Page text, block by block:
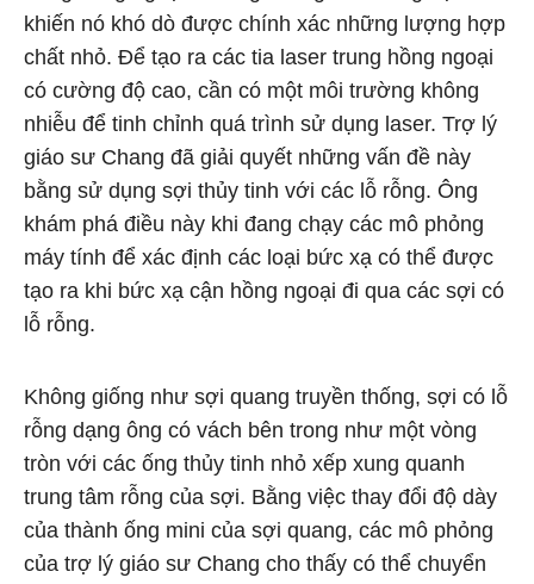
khiến nó khó dò được chính xác những lượng hợp
chất nhỏ. Để tạo ra các tia laser trung hồng ngoại
có cường độ cao, cần có một môi trường không
nhiễu để tinh chỉnh quá trình sử dụng laser. Trợ lý
giáo sư Chang đã giải quyết những vấn đề này
bằng sử dụng sợi thủy tinh với các lỗ rỗng. Ông
khám phá điều này khi đang chạy các mô phỏng
máy tính để xác định các loại bức xạ có thể được
tạo ra khi bức xạ cận hồng ngoại đi qua các sợi có
lỗ rỗng.
Không giống như sợi quang truyền thống, sợi có lỗ
rỗng dạng ông có vách bên trong như một vòng
tròn với các ống thủy tinh nhỏ xếp xung quanh
trung tâm rỗng của sợi. Bằng việc thay đổi độ dày
của thành ống mini của sợi quang, các mô phỏng
của trợ lý giáo sư Chang cho thấy có thể chuyển